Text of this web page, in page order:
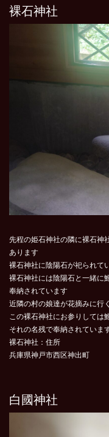
裸石神社
先程の姫石神社の隣に裸石神
あります
裸石神社に陰陽石が祀られて
裸石神社には陰陽石と一緒に
奉納されています
近隣の村の娘達が花摘みに行
この裸石神社にお参りしては
それの名残で奉納されていま
裸石神社：住所
兵庫県神戸市西区神出町
白國神社